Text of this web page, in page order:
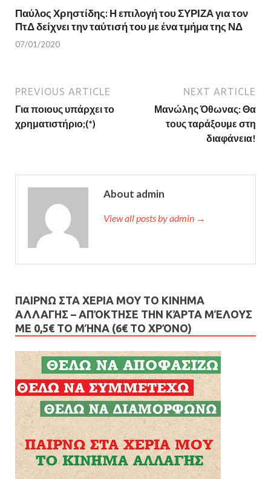
Παύλος Χρηστίδης: Η επιλογή του ΣΥΡΙΖΑ για τον
ΠτΔ δείχνει την ταύτισή του με ένα τμήμα της ΝΔ
07/01/2020
PREVIOUS ARTICLE
Για ποιους υπάρχει το
χρηματιστήριο;(*)
NEXT ARTICLE
Μανώλης Όθωνας: Θα
τους ταράξουμε στη
διαφάνεια!
About admin
View all posts by admin →
ΠΑΙΡΝΩ ΣΤΑ ΧΕΡΙΑ ΜΟΥ ΤΟ ΚΙΝΗΜΑ
ΑΛΛΑΓΗΣ – AΠΌΚΤΗΣΕ ΤΗΝ ΚΆΡΤΑ ΜΈΛΟΥΣ
ΜΕ 0,5€ ΤΟ ΜΉΝΑ (6€ ΤΟ ΧΡΌΝΟ)